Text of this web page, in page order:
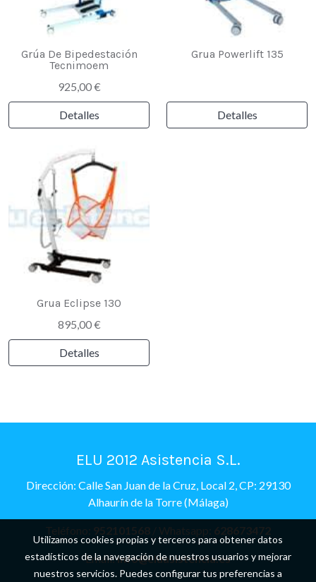
Grúa De Bipedestación
Tecnimoem
925,00 €
Detalles
Grua Powerlift 135
Detalles
Grua Eclipse 130
895,00 €
Detalles
ELU 2012 Asistencia S.L.
Dirección: Calle San Juan de la Cruz, Local 2, CP: 29130
Alhaurín de la Torre (Málaga)
Teléfono: 952101568 / Whatsapp: 628673472
Email:info@eluasistencia.es
Utilizamos cookies propias y terceros para obtener datos
estadísticos de la navegación de nuestros usuarios y mejorar
nuestros servicios. Puedes configurar tus preferencias a